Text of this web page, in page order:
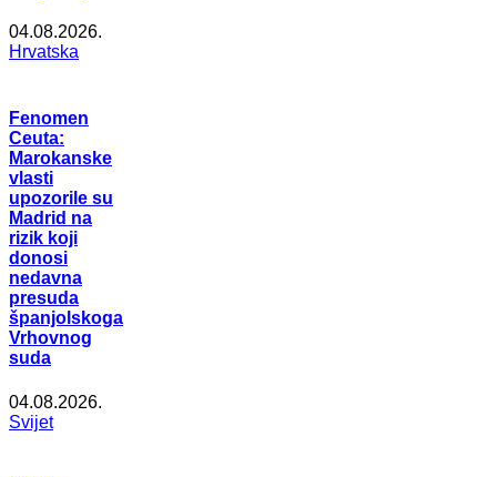
04.08.2026.
Hrvatska
Fenomen
Ceuta:
Marokanske
vlasti
upozorile su
Madrid na
rizik koji
donosi
nedavna
presuda
španjolskoga
Vrhovnog
suda
04.08.2026.
Svijet